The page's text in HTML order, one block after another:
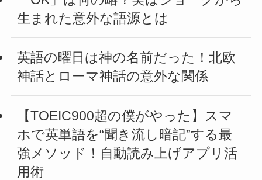
生まれた意外な語源とは
英語の曜日は神の名前だった！北欧
神話とローマ神話の意外な関係
【TOEIC900超の僕がやった】スマ
ホで英単語を“聞き流し暗記”する最
強メソッド！自動読み上げアプリ活
用術